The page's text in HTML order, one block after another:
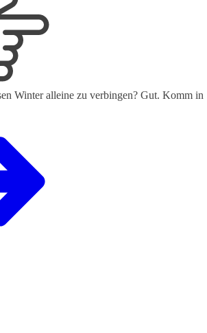
Winter alleine zu verbingen? Gut. Komm in